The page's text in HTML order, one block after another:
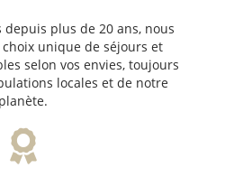
depuis plus de 20 ans, nous
unique de séjours et
selon vos envies, toujours
locales et de notre
planète.